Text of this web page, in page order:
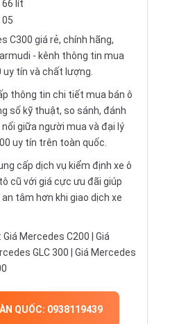
66 lít
05
C300 giá rẻ, chính hãng,
- kênh thông tin mua
uy tín và chất lượng.
thông tin chi tiết mua bán ô
số kỹ thuật, so sánh, đánh
giữa người mua và đại lý
uy tín trên toàn quốc.
cấp dịch vụ kiểm định xe ô
cũ với giá cực ưu đãi giúp
tâm hơn khi giao dịch xe
Mercedes C200 | Giá
GLC 300 | Giá Mercedes
QUỐC: 0938119439